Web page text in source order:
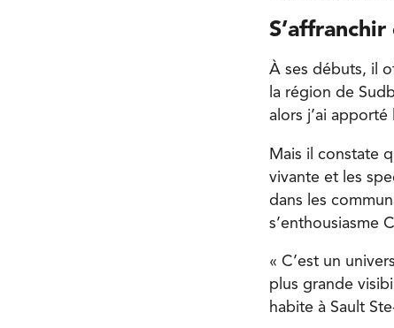
À ses débuts, il
la région de
alors j’ai
Mais il constate
vivante et les
dans les
s’enthousiasme
« C’est un
plus grande
habite à Sault